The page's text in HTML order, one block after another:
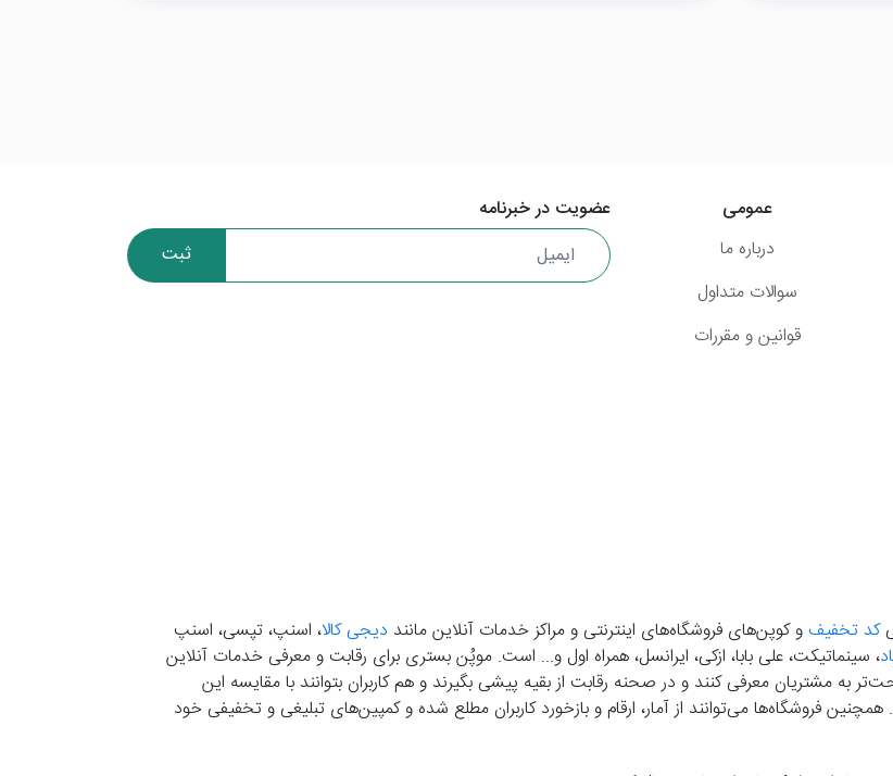
عضویت در خبرنامه
ثبت
عمومی
درباره ما
سوالات متداول
قوانین و مقررات
کد تخفیفو کوپن‌های فروشگاه‌های اینترنتی و مراکز خدمات آنلاین مانند دیجی کالا، اسنپ، تپسی، اسنپ
، سینماتیکت، علی بابا، ازکی، ایرانسل، همراه اول و... است. موپُن بستری برای رقابت و معرفی خدمات آنلاین
به مشتریان معرفی کنند و در صحنه رقابت از بقیه پیشی بگیرند و هم کاربران بتوانند با مقایسه این
فروشگاه‌ها می‌توانند از آمار، ارقام و بازخورد کاربران مطلع شده و کمپین‌های تبلیغی و تخفیفی خود